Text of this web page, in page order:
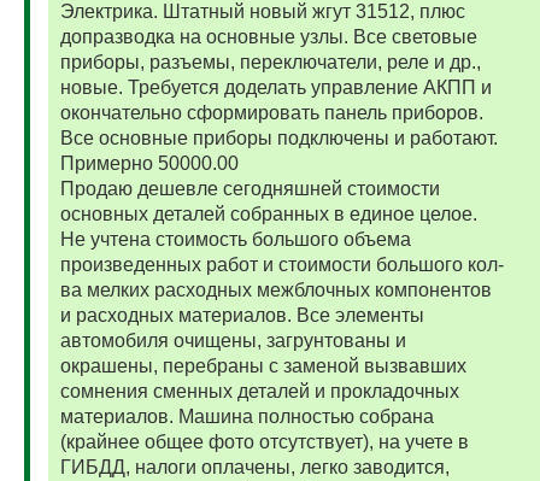
Электрика. Штатный новый жгут 31512, плюс
допразводка на основные узлы. Все световые
приборы, разъемы, переключатели, реле и др.,
новые. Требуется доделать управление АКПП и
окончательно сформировать панель приборов.
Все основные приборы подключены и работают.
Примерно 50000.00
Продаю дешевле сегодняшней стоимости
основных деталей собранных в единое целое.
Не учтена стоимость большого объема
произведенных работ и стоимости большого кол-
ва мелких расходных межблочных компонентов
и расходных материалов. Все элементы
автомобиля очищены, загрунтованы и
окрашены, перебраны с заменой вызвавших
сомнения сменных деталей и прокладочных
материалов. Машина полностью собрана
(крайнее общее фото отсутствует), на учете в
ГИБДД, налоги оплачены, легко заводится,